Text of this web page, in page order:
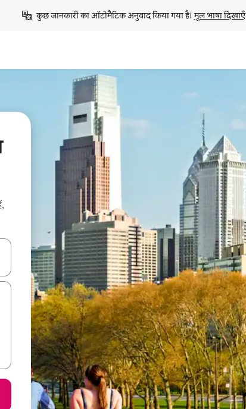
कुछ जानकारी का ऑटोमैटिक अनुवाद किया गया है। मूल भाषा दिखाएँ
नेविगेट करें या टच या फिर स्वाइप जेस्चर का इस्तेमाल करके एक्सप्लोर करें।